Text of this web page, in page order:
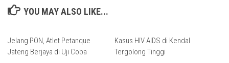
YOU MAY ALSO LIKE...
Jelang PON, Atlet Petanque
Jateng Berjaya di Uji Coba
Kasus HIV AIDS di Kendal
Tergolong Tinggi